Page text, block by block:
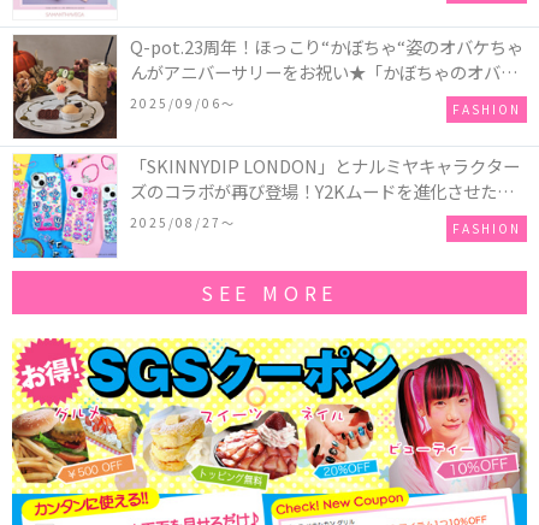
Q-pot.23周年！ほっこり“かぼちゃ“姿のオバケちゃ
んがアニバーサリーをお祝い★「かぼちゃのオバケ
ーキアクセサリー」が新発売！Q-pot CAFE.では
「かぼちゃのオバケーキプレート」も登場
2025/09/06〜 FASHION
「SKINNYDIP LONDON」とナルミヤキャラクター
ズのコラボが再び登場！Y2Kムードを進化させた新
作コレクションを発売♪
2025/08/27〜 FASHION
SEE MORE